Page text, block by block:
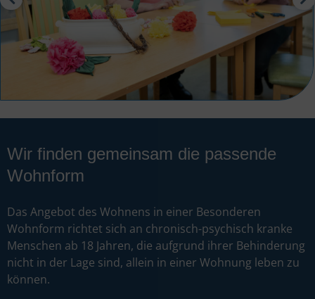
Wir finden gemeinsam die passende
Wohnform
Das Angebot des Wohnens in einer Besonderen
Wohnform richtet sich an chronisch-psychisch kranke
Menschen ab 18 Jahren, die aufgrund ihrer Behinderung
nicht in der Lage sind, allein in einer Wohnung leben zu
können.